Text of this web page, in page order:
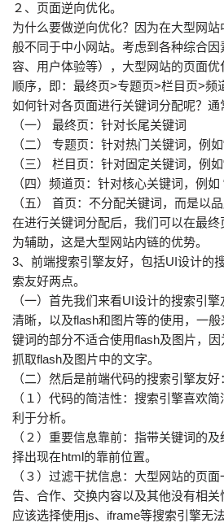
２、页面逆向优化。
为什么要做逆向优化？因为在大型网
般不同于中小网站。考虑到各种综合
容、用户体验等），大型网站的页面
顺序，即：最终页>专题页>栏目页>频
如何针对各页面进行关键词分配呢？通
（一） 最终页：针对长尾关键词
（二） 专题页：针对热门关键词，例如
（三） 栏目页：针对固定关键词，例
（四）频道页：针对核心关键词，例如
（五） 首页：不分配关键词，而是以品
在进行关键词分配后，我们可以在最
为辅助，这是大型网站内链的优势。
3、前端搜索引擎友好，包括UI设计的
索友好两点。
（一）首先我们来看UI设计的搜索引
清晰，以及flash和图片等的使用，一
键词的部分不适合使用flash及图片，
抓取flash及图片中的文字。
（二）然后是前端代码的搜索引擎友
（１）代码的简洁性：搜索引擎喜欢
利于分析。
（２）重要信息靠前：指带关键词的
择出现在html的靠前位置。
（３）过滤干扰信息：大型网站的页
告、合作、交换内容以及其他没有相
应该选择使用js、iframe等搜索引擎无